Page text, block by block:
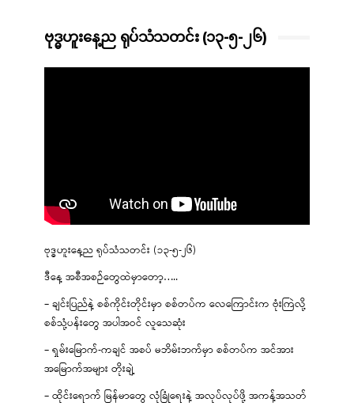
ဗုဒ္ဓဟူးနေ့ည ရုပ်သံသတင်း (၁၃-၅-၂၆)
ဗုဒ္ဓဟူးနေ့ည ရုပ်သံသတင်း (၁၃-၅-၂၆)
ဒီနေ့ အစီအစဉ်တွေထဲမှာတော့…..
– ချင်းပြည်နဲ့ စစ်ကိုင်းတိုင်းမှာ စစ်တပ်က လေကြောင်းက ဗုံးကြဲလို့
စစ်သုံ့ပန်းတွေ အပါအဝင် လူသေဆုံး
– ရှမ်းမြောက်-ကချင် အစပ် မဘိမ်းဘက်မှာ စစ်တပ်က အင်အား
အမြောက်အများ တိုးချဲ့
– ထိုင်းရောက် မြန်မာတွေ လုံခြုံရေးနဲ့ အလုပ်လုပ်ဖို့ အကန့်အသတ်